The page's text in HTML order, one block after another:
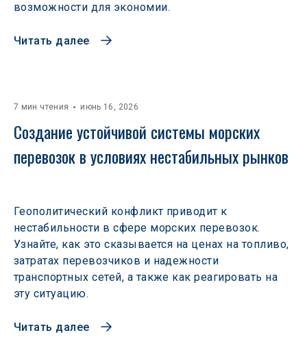
возможности для экономии.
Читать далее
7 мин чтения июнь 16, 2026
Создание устойчивой системы морских
перевозок в условиях нестабильных рынков
Геополитический конфликт приводит к
нестабильности в сфере морских перевозок.
Узнайте, как это сказывается на ценах на топливо,
затратах перевозчиков и надежности
транспортных сетей, а также как реагировать на
эту ситуацию.
Читать далее